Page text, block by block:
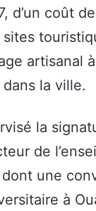
coût
artisanal
la ville.
la
de
une
à